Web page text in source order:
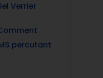
Verrier
percutant